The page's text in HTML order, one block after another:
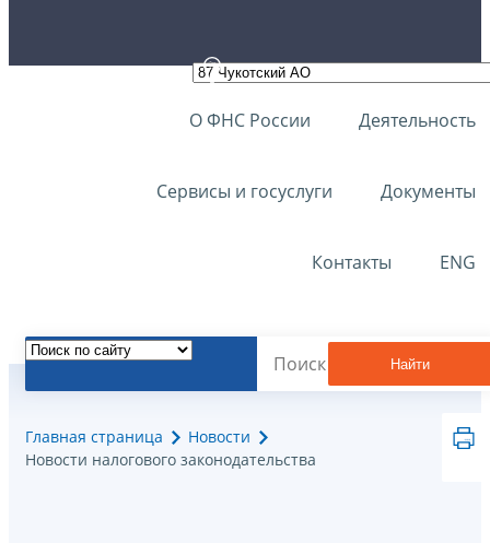
О ФНС России Деятельность
Сервисы и госуслуги Документы
Контакты ENG
Найти
Главная страница
Новости
Новости налогового законодательства